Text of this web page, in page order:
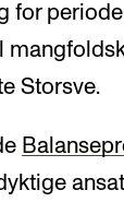
for
Storsve.